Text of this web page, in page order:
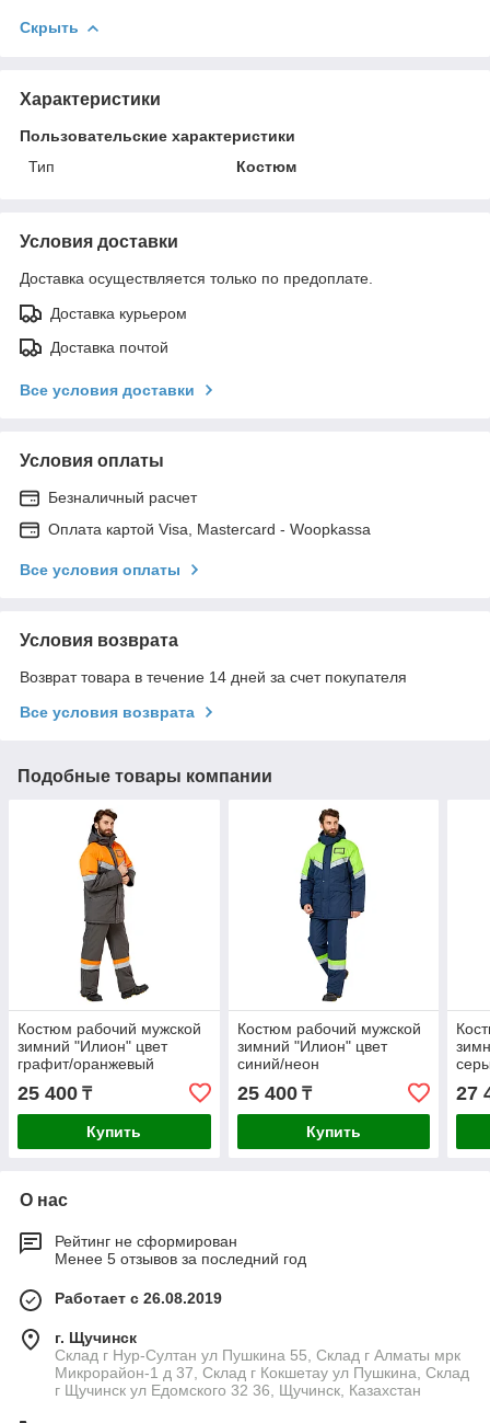
Скрыть
Характеристики
Пользовательские характеристики
Тип
Костюм
Условия доставки
Доставка осуществляется только по предоплате.
Доставка курьером
Доставка почтой
Все условия доставки
Условия оплаты
Безналичный расчет
Оплата картой Visa, Mastercard - Woopkassa
Все условия оплаты
Условия возврата
Возврат товара в течение 14 дней за счет покупателя
Все условия возврата
Подобные товары компании
Костюм рабочий мужской
зимний "Илион" цвет
графит/оранжевый
25 400 ₸
Купить
Костюм рабочий мужской
зимний "Илион" цвет
синий/неон
25 400₸
Купить
27
О нас
Рейтинг не сформирован
Менее 5 отзывов за последний год
Работает с 26.08.2019
г. Щучинск
Склад г Нур-Султан ул Пушкина 55, Склад г Алматы мрк
Микрорайон-1 д 37, Склад г Кокшетау ул Пушкина, Склад
г Щучинск ул Едомского 32 36, Щучинск, Казахстан